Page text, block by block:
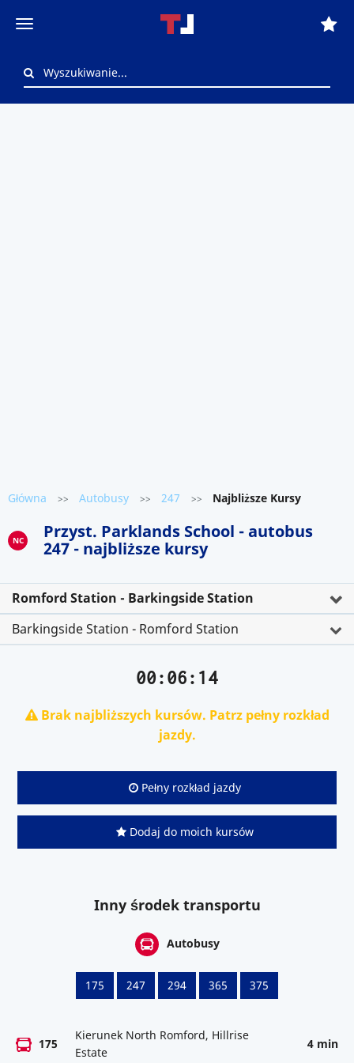
Główna >> Autobusy >> 247 >> Najbliższe Kursy
NC
Przyst. Parklands School - autobus
247 - najbliższe kursy
Romford Station - Barkingside Station
Barkingside Station - Romford Station
00:06:14
Brak najbliższych kursów. Patrz pełny rozkład
jazdy.
Pełny rozkład jazdy
Dodaj do moich kursów
Inny środek transportu
Autobusy
175 247 294 365 375
175
Kierunek North Romford, Hillrise
Estate
4 min